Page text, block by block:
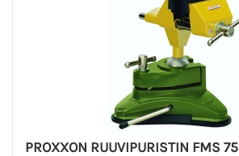
PROXXON RUUVIPURISTIN FMS 75